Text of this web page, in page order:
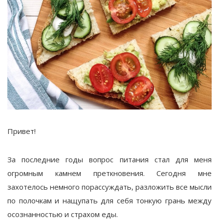
Привет!
За последние годы вопрос питания стал для меня
огромным камнем преткновения. Сегодня мне
захотелось немного порассуждать, разложить все мысли
по полочкам и нащупать для себя тонкую грань между
осознанностью и страхом еды.